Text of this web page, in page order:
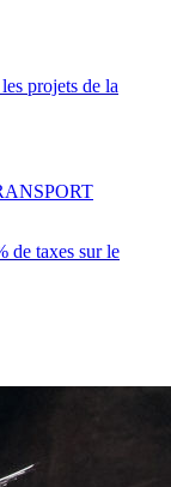
projets de la
de taxes sur le